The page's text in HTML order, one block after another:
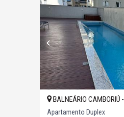
BALNEÁRIO CAMBORIÚ -
Apartamento Duplex